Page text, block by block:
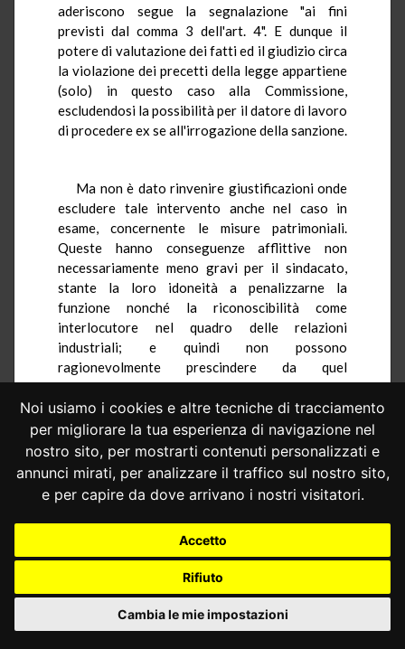
Noi usiamo i cookies e altre tecniche di tracciamento
per migliorare la tua esperienza di navigazione nel
nostro sito, per mostrarti contenuti personalizzati e
annunci mirati, per analizzare il traffico sul nostro sito,
e per capire da dove arrivano i nostri visitatori.
Accetto
Rifiuto
Cambia le mie impostazioni
aderiscono segue la segnalazione "ai fini
previsti dal comma 3 dell'art. 4". E dunque il
potere di valutazione dei fatti ed il giudizio circa
la violazione dei precetti della legge appartiene
(solo) in questo caso alla Commissione,
escludendosi la possibilità per il datore di lavoro
di procedere ex se all'irrogazione della sanzione.
Ma non è dato rinvenire giustificazioni onde
escludere tale intervento anche nel caso in
esame, concernente le misure patrimoniali.
Queste hanno conseguenze afflittive non
necessariamente meno gravi per il sindacato,
stante la loro idoneità a penalizzarne la
funzione nonché la riconoscibilità come
interlocutore nel quadro delle relazioni
industriali; e quindi non possono
ragionevolmente prescindere da quel
presupposto procedimentale, che, rispetto alla
garanzia di libertà sindacale posta dal gi
richiamato art. 39 della Costituzione, si
configura come un requisito minimo
indispensabile per l'insorgenza del potere
sanzionatorio, ricollegando questo ad una
imparziale valutazione delle circostanze
rilevanti ed in tal guisa sottraendolo, nel
momento genetico, alla unilaterale
determinazione di un soggetto, quale il datore di
lavoro, portatore di interessi potenzialmente
contrapposti.